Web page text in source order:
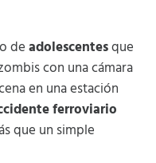
deadolescentesque
con una cámara
en una estación
ferroviario
que un simple